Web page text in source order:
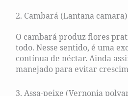
2. Cambará (Lantana camara)
O cambará produz flores
todo. Nesse sentido, é uma
contínua de néctar. Ainda
manejado para evitar
3. Assa-peixe (Vernonia